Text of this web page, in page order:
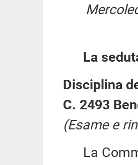
La
Disciplina
C. 2493
(Esame e
La